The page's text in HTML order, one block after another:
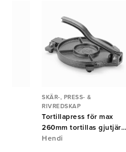
SKÄR-, PRESS- &
RIVREDSKAP
Tortillapress för max
260mm tortillas gjutjärn
Hendi
Hendi